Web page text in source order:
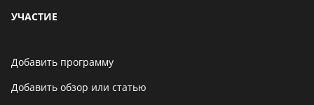
УЧАСТИЕ
Добавить программу
Добавить обзор или статью